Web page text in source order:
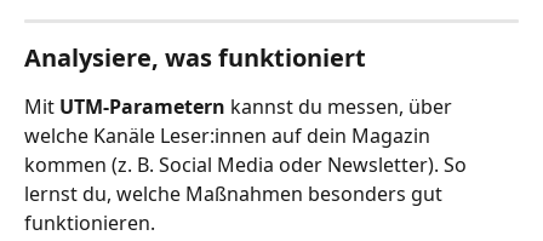
Analysiere, was funktioniert
Mit UTM-Parametern kannst du messen, über
welche Kanäle Leser:innen auf dein Magazin
kommen (z. B. Social Media oder Newsletter). So
lernst du, welche Maßnahmen besonders gut
funktionieren.